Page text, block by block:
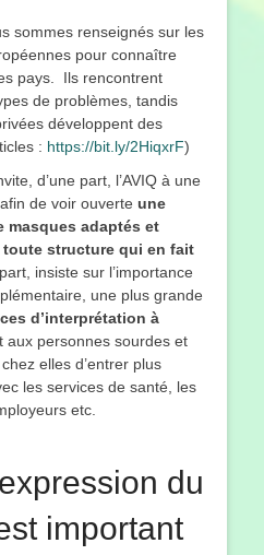
sommes renseignés sur les
pour connaître
pays. Ils rencontrent
de problèmes, tandis
développent des
: https://bit.ly/2HiqxrF)
d’une part, l’AVIQ à une
de voir ouverte une
masques adaptés et
structure qui en fait
insiste sur l’importance
une plus grande
d’interprétation à
aux personnes sourdes et
elles d’entrer plus
les services de santé, les
etc.
du
important